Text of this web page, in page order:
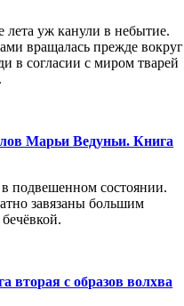
уж канули в небытие.
вращалась прежде вокруг
в согласии с миром тварей
Марьи Ведуньи. Книга
подвешенном состоянии.
завязаны большим
вторая с образов волхва